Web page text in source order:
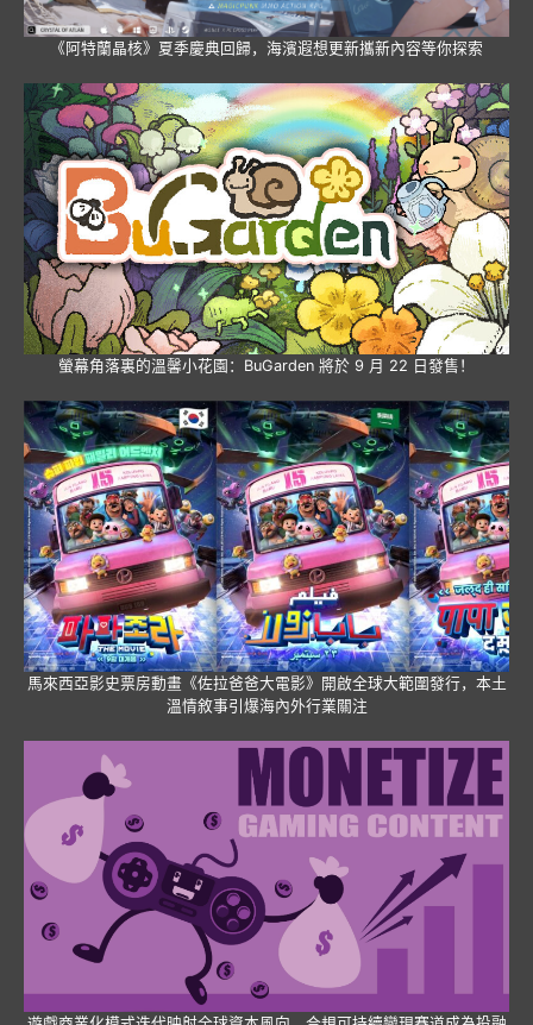
《阿特蘭晶核》夏季慶典回歸，海濱遐想更新攜新內容等你探索
螢幕角落裏的溫馨小花園：BuGarden 將於 9 月 22 日發售！
馬來西亞影史票房動畫《佐拉爸爸大電影》開啟全球大範圍發行，本土
溫情敘事引爆海內外行業關注